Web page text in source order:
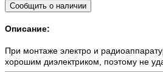
Описание:
При монтаже электро и
хорошим диэлектриком, поэтому не